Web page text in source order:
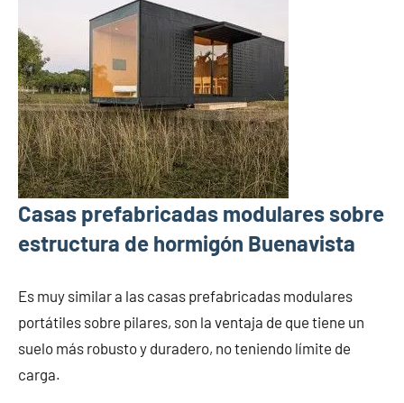
Casas prefabricadas modulares sobre
estructura de hormigón Buenavista
Es muy similar a las casas prefabricadas modulares
portátiles sobre pilares, son la ventaja de que tiene un
suelo más robusto y duradero, no teniendo límite de
carga.